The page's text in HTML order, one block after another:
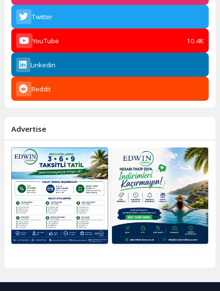
Twitter
YouTube 10.4K
Linkedin
Reddit
Advertise